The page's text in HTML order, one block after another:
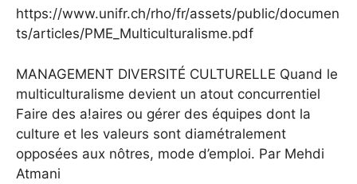
https://www.unifr.ch/rho/fr/assets/public/documen
ts/articles/PME_Multiculturalisme.pdf
MANAGEMENT DIVERSITÉ CULTURELLE Quand le
multiculturalisme devient un atout concurrentiel
Faire des a!aires ou gérer des équipes dont la
culture et les valeurs sont diamétralement
opposées aux nôtres, mode d’emploi. Par Mehdi
Atmani